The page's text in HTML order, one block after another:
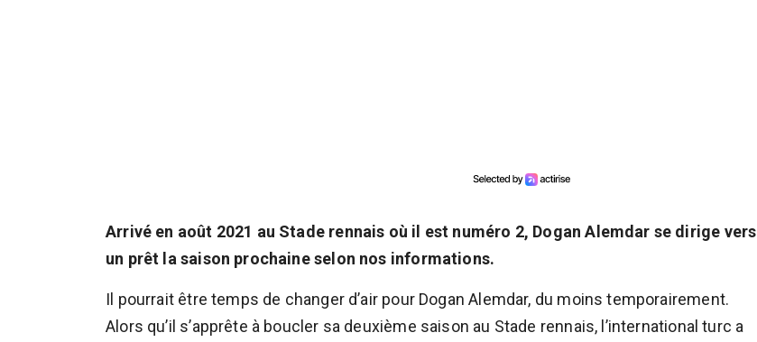
Arrivé en août 2021 au Stade rennais où il est numéro 2, Dogan Alemdar se dirige vers
un prêt la saison prochaine selon nos informations.
Il pourrait être temps de changer d’air pour Dogan Alemdar, du moins temporairement.
Alors qu’il s’apprête à boucler sa deuxième saison au Stade rennais, l’international turc a